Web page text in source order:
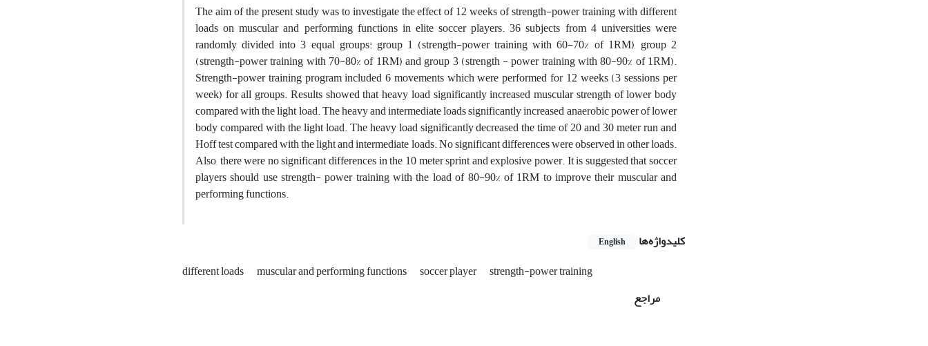
The aim of the present study was to investigate the effect of 12 weeks of strength-power training with different
loads on muscular and performing functions in elite soccer players. 36 subjects from 4 universities were
randomly divided into 3 equal groups: group 1 (strength-power training with 60-70% of 1RM), group 2
(strength-power training with 70-80% of 1RM) and group 3 (strength - power training with 80-90% of 1RM).
Strength-power training program included 6 movements which were performed for 12 weeks (3 sessions per
week) for all groups. Results showed that heavy load significantly increased muscular strength of lower body
compared with the light load. The heavy and intermediate loads significantly increased anaerobic power of lower
body compared with the light load. The heavy load significantly decreased the time of 20 and 30 meter run and
Hoff test compared with the light and intermediate loads. No significant differences were observed in other loads.
Also, there were no significant differences in the 10 meter sprint and explosive power. It is suggested that soccer
players should use strength- power training with the load of 80-90% of 1RM to improve their muscular and
performing functions.
کلیدواژه‌ها English
different loads muscular and performing functions soccer player strength-power training
مراجع